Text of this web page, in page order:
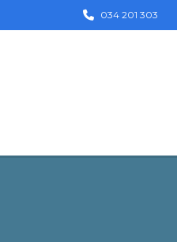
034 201 303